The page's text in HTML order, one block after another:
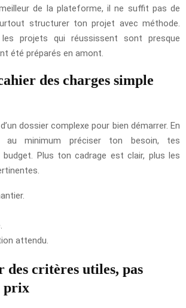
de la plateforme, il ne suffit pas de
structurer ton projet avec méthode.
projets qui réussissent sont presque
été préparés en amont.
des charges simple
dossier complexe pour bien démarrer. En
au minimum préciser ton besoin, tes
Plus ton cadrage est clair, plus les
attendu.
des critères utiles, pas
prix